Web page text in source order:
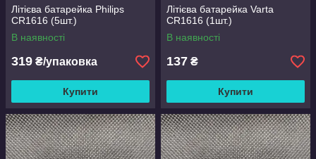
Літієва батарейка Philips
CR1616 (5шт.)
В наявності
319 ₴/упаковка
Купити
Літієва батарейка Varta
CR1616 (1шт.)
В наявності
137 ₴
Купити